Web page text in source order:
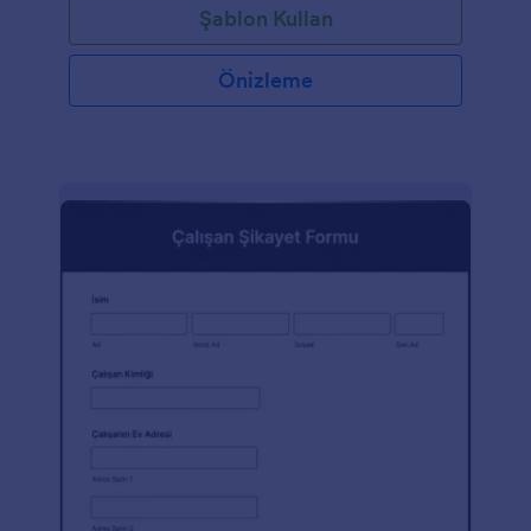
Bir şirket, restoran, kafe vb. işletiyorsanız, bu formu
kişiselleştirmekten çekinmeyin.
Şablon Kullan
Önizleme